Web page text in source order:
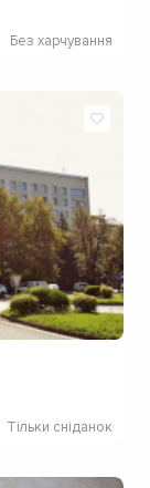
Без харчування
Тільки сніданок